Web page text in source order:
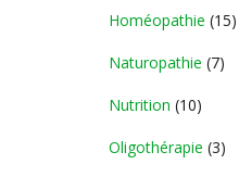
Homéopathie (15)
Naturopathie (7)
Nutrition (10)
Oligothérapie (3)